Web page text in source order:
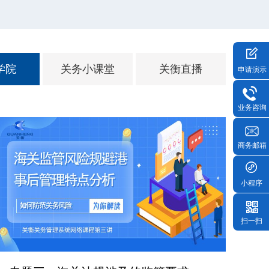
院 关务小课堂 关衡直播 申请演示
业务咨询
商务邮箱
小程序
扫一扫